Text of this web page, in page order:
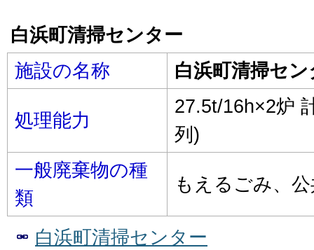
白浜町清掃センター
施設の名称
白浜町清掃セン
処理能力
27.5t/16h×2炉
列)
一般廃棄物の種
類
もえるごみ、
白浜町清掃センター